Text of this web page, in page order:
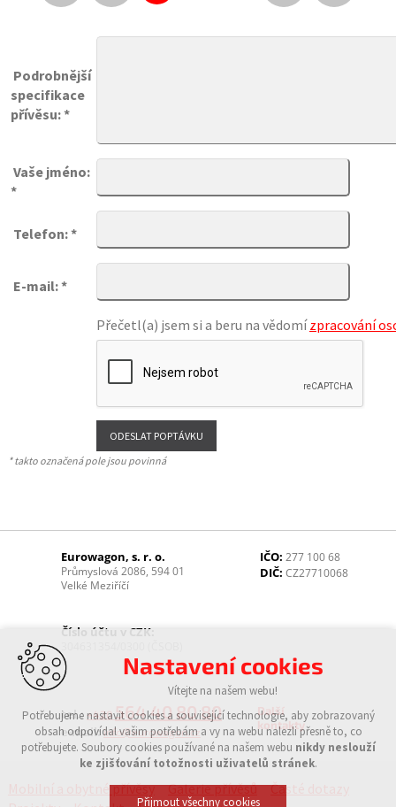
Podrobnější
specifikace
přívěsu: *
Vaše jméno:
*
Telefon: *
E-mail: *
Přečetl(a) jsem si a beru na vědomízpracování
* takto označená pole jsou povinná
Eurowagon, s. r. o.
Průmyslová 2086, 594 01
Velké Meziříčí
IČO: 277 100 68
DIČ: CZ27710068
Číslo účtu v CZK:
tel.: +420564 40 80 80
e-mail:info@eurowagon.cz
Další
kontakty
Mobilní a obytné přívěsy Galerie přívěsů
Časté dotazy
Nastavení cookies
Vítejte na našem webu!
Potřebujeme nastavit cookies a související technologie, aby zobrazovaný
obsah odpovídal vašim potřebám a vy na webu nalezli přesně to, co
potřebujete. Soubory cookies používané na našem webu nikdy neslouží
ke zjišťování totožnosti uživatelů stránek.
Přijmout všechny cookies